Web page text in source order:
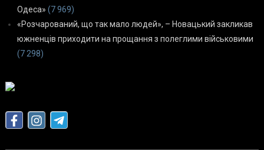
Одеса» (7 969)
«Розчарований, що так мало людей», – Новацький закликав
южненців приходити на прощання з полеглими військовими
(7 298)